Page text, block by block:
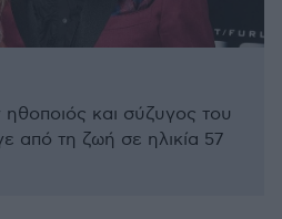
και σύζυγος του
από τη ζωή σε ηλικία 57